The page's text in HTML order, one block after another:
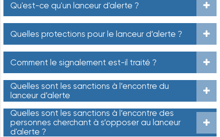
Qu'est-ce qu'un lanceur d'alerte ?
Quelles protections pour le lanceur d’alerte ?
Comment le signalement est-il traité ?
Quelles sont les sanctions à l’encontre du
lanceur d’alerte
Quelles sont les sanctions à l’encontre des
personnes cherchant à s’opposer au lanceur
d'alerte ?